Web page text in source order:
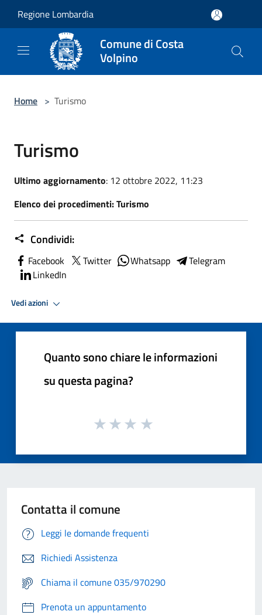
Regione Lombardia
Comune di Costa
Volpino
Home > Turismo
Turismo
Ultimo aggiornamento: 12 ottobre 2022, 11:23
Elenco dei procedimenti: Turismo
Condividi:
Facebook Twitter Whatsapp
Telegram
LinkedIn
Vedi azioni
Quanto sono chiare le informazioni
su questa pagina?
Contatta il comune
Leggi le domande frequenti
Richiedi Assistenza
Chiama il comune 035/970290
Prenota un appuntamento